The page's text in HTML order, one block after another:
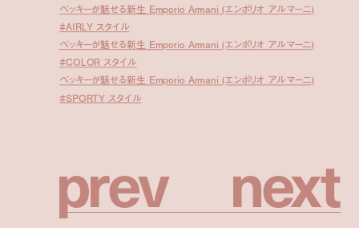
ベッキーが魅せる新生 Emporio Armani (エンポリオ アルマーニ)
#AIRLY スタイル
ベッキーが魅せる新生 Emporio Armani (エンポリオ アルマーニ)
#COLOR スタイル
ベッキーが魅せる新生 Emporio Armani (エンポリオ アルマーニ)
#SPORTY スタイル
prev next